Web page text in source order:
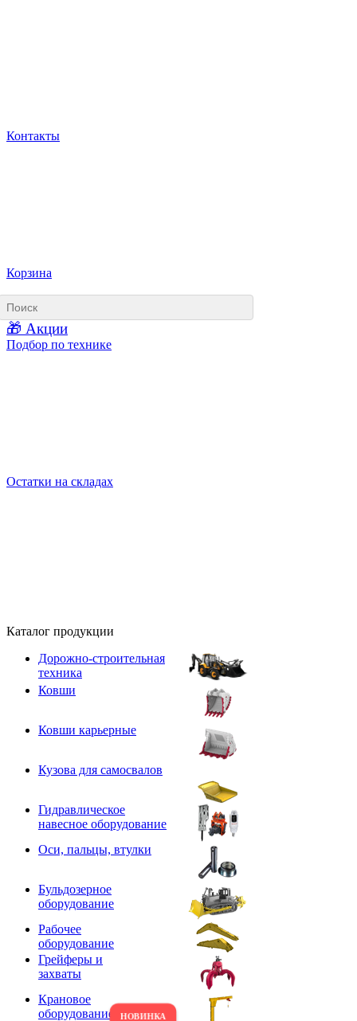
Контакты
Корзина
🎁 Акции
Подбор по технике
Остатки на складах
Каталог продукции
Дорожно-строительная
техника
Ковши
Ковши карьерные
Кузова для самосвалов
Гидравлическое
навесное оборудование
Оси, пальцы, втулки
Бульдозерное
оборудование
Рабочее
оборудование
Грейферы и
захваты
Крановое
оборудование